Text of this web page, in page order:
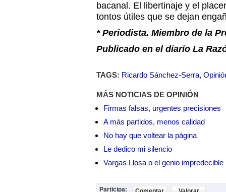
bacanal. El libertinaje y el
tontos útiles que se dejan
* Periodista. Miembro de la
Publicado en el diario La
TAGS: Ricardo Sánchez-Serra,
MÁS NOTICIAS DE OPINIÓN
Firmas falsas, urgentes precisiones
A más partidos, menos calidad
No hay que voltear la página
Le dedico mi silencio
Vargas Llosa o el genio impredecible
Participa: